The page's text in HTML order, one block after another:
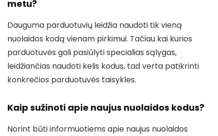
metu?
Dauguma parduotuvių leidžia naudoti tik vieną
nuolaidos kodą vienam pirkimui. Tačiau kai kurios
parduotuvės gali pasiūlyti specialias sąlygas,
leidžiančias naudoti kelis kodus, tad verta patikrinti
konkrečios parduotuvės taisykles.
Kaip sužinoti apie naujus nuolaidos kodus?
Norint būti informuotiems apie naujus nuolaidos